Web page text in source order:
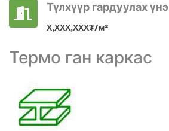
Түлхүүр гардуулах үнэ
Х,ХХХ,ХХХ₮/м²
Термо ган каркас